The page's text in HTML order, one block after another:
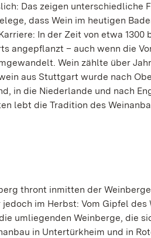
Das zeigen unterschiedliche
dass Wein im heutigen
In der Zeit von etwa 1300
angepflanzt – auch wenn die
Wein zählte über
aus Stuttgart wurde nach
in die Niederlande und nach
lebt die Tradition des
thront inmitten der
im Herbst: Vom Gipfel
umliegenden Weinberge, die
in Untertürkheim und in